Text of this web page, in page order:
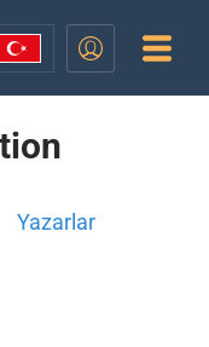
Yazarlar